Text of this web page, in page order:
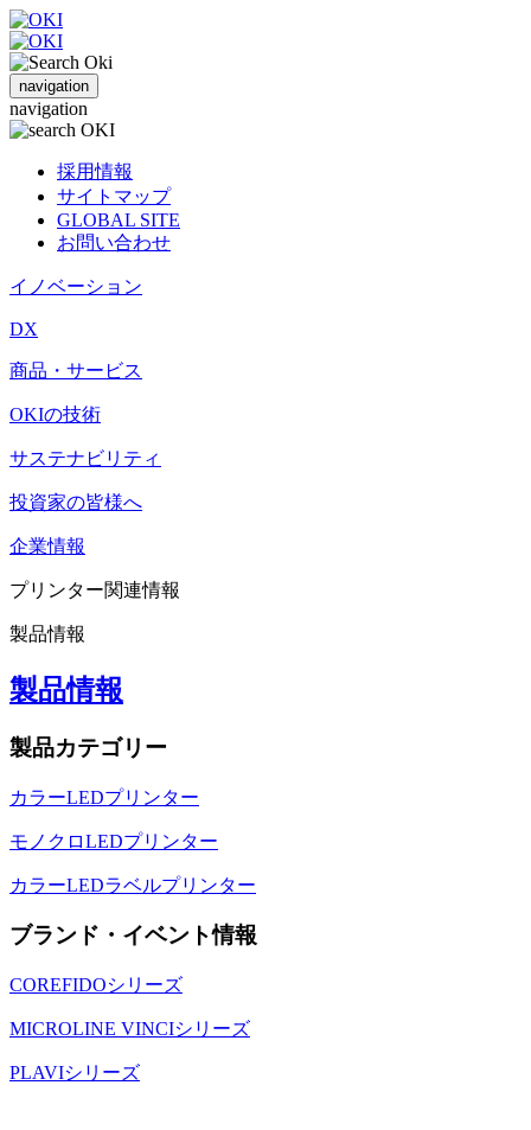
navigation
navigation
採用情報
サイトマップ
GLOBAL SITE
お問い合わせ
イノベーション
DX
商品・サービス
OKIの技術
サステナビリティ
投資家の皆様へ
企業情報
プリンター関連情報
製品情報
製品情報
製品カテゴリー
カラーLEDプリンター
モノクロLEDプリンター
カラーLEDラベルプリンター
ブランド・イベント情報
COREFIDOシリーズ
MICROLINE VINCIシリーズ
PLAVIシリーズ